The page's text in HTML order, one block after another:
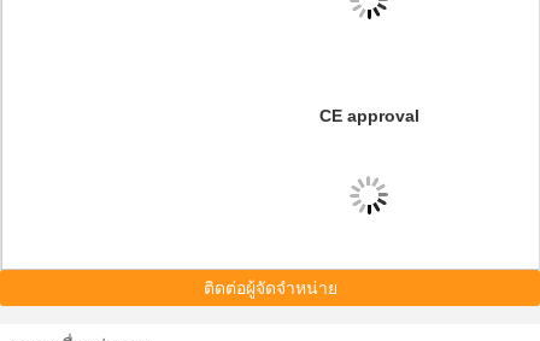
CE approval
ติดต่อผู้จัดจำหน่าย